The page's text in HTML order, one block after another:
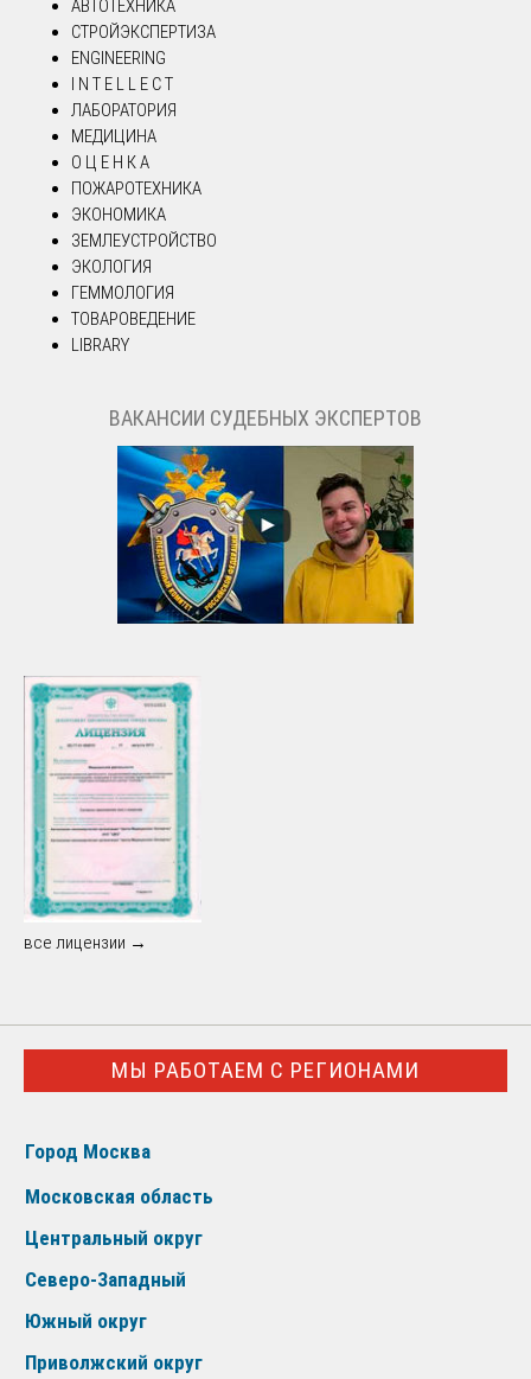
АВТОТЕХНИКА
СТРОЙЭКСПЕРТИЗА
ENGINEERING
I N T E L L E C T
ЛАБОРАТОРИЯ
МЕДИЦИНА
О Ц Е Н К А
ПОЖАРОТЕХНИКА
ЭКОНОМИКА
ЗЕМЛЕУСТРОЙСТВО
ЭКОЛОГИЯ
ГЕММОЛОГИЯ
ТОВАРОВЕДЕНИЕ
LIBRARY
ВАКАНСИИ СУДЕБНЫХ ЭКСПЕРТОВ
все лицензии →
МЫ РАБОТАЕМ С РЕГИОНАМИ
Город Москва
Московская область
Центральный округ
Северо-Западный
Южный округ
Приволжский округ